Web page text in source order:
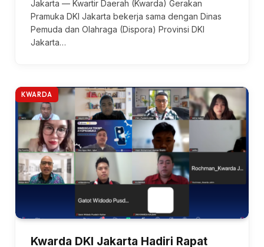
Jakarta — Kwartir Daerah (Kwarda) Gerakan
Pramuka DKI Jakarta bekerja sama dengan Dinas
Pemuda dan Olahraga (Dispora) Provinsi DKI
Jakarta…
KWARDA
Kwarda DKI Jakarta Hadiri Rapat